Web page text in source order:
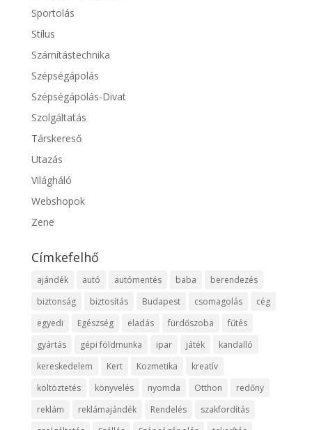
Sportolás
Stílus
Számítástechnika
Szépségápolás
Szépségápolás-Divat
Szolgáltatás
Társkereső
Utazás
Világháló
Webshopok
Zene
Címkefelhő
ajándék autó autómentés baba
berendezés
biztonság
biztosítás Budapest csomagolás
cég
egyedi
Egészség eladás fürdőszoba
fűtés
gyártás
gépi földmunka ipar játék
kandalló
kereskedelem
Kert Kozmetika
kreatív
költöztetés
könyvelés nyomda Otthon
redőny
reklám
reklámajándék Rendelés
szakfordítás